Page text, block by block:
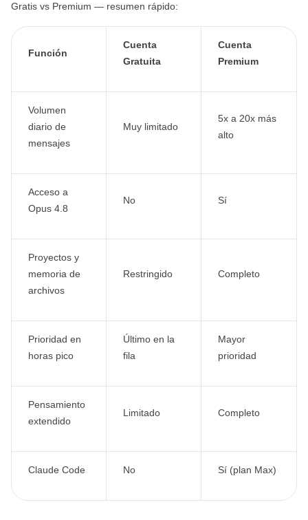
Gratis vs Premium — resumen rápido:
Función
Cuenta
Gratuita
Cuenta
Premium
Volumen
diario de
mensajes
Muy limitado
5x a 20x más
alto
Acceso a
Opus 4.8
No Sí
Proyectos y
memoria de
archivos
Restringido Completo
Prioridad en
horas pico
Último en la
fila
Mayor
prioridad
Pensamiento
extendido
Limitado Completo
Claude Code No Sí (plan Max)